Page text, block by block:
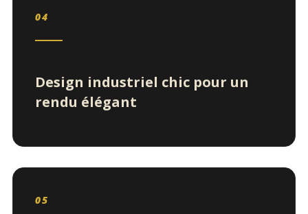
04
Design industriel chic pour un
rendu élégant
05